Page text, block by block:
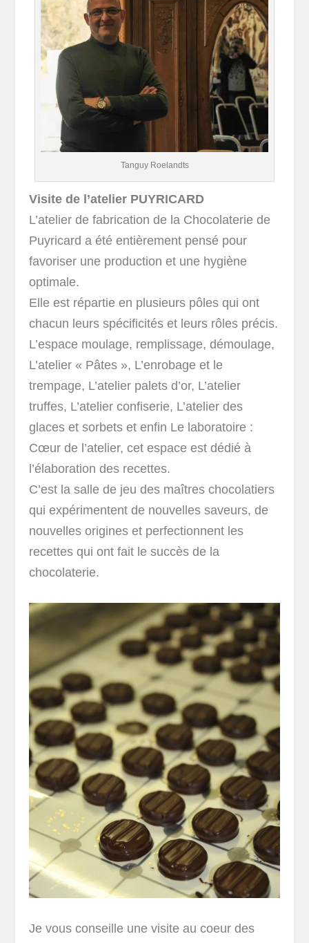
Tanguy Roelandts
Visite de l’atelier PUYRICARD
L’atelier de fabrication de la Chocolaterie de
Puyricard a été entièrement pensé pour
favoriser une production et une hygiène
optimale.
Elle est répartie en plusieurs pôles qui ont
chacun leurs spécificités et leurs rôles précis.
L’espace moulage, remplissage, démoulage,
L’atelier « Pâtes », L’enrobage et le
trempage, L’atelier palets d’or, L’atelier
truffes, L’atelier confiserie, L’atelier des
glaces et sorbets et enfin Le laboratoire :
Cœur de l’atelier, cet espace est dédié à
l’élaboration des recettes.
C’est la salle de jeu des maîtres chocolatiers
qui expérimentent de nouvelles saveurs, de
nouvelles origines et perfectionnent les
recettes qui ont fait le succès de la
chocolaterie.
Je vous conseille une visite au coeur des